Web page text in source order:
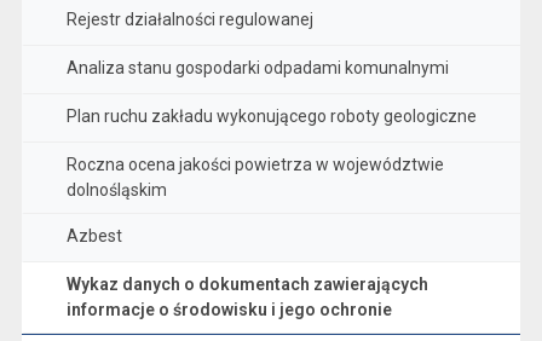
Rejestr działalności regulowanej
Analiza stanu gospodarki odpadami komunalnymi
Plan ruchu zakładu wykonującego roboty geologiczne
Roczna ocena jakości powietrza w województwie
dolnośląskim
Azbest
Wykaz danych o dokumentach zawierających
informacje o środowisku i jego ochronie